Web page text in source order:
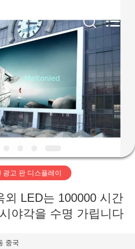
광고 판 디스플레이
외 LED는 100000 시간
야각을 수명 가립니다
중국